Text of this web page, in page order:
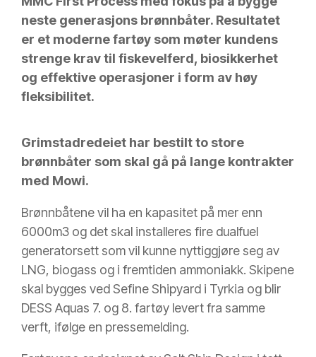
neste generasjons brønnbåter. Resultatet
er et moderne fartøy som møter kundens
strenge krav til fiskevelferd, biosikkerhet
og effektive operasjoner i form av høy
fleksibilitet.
Grimstadredeiet har bestilt to store
brønnbåter som skal gå på lange kontrakter
med Mowi.
Brønnbåtene vil ha en kapasitet på mer enn
6000m3 og det skal installeres fire dualfuel
generatorsett som vil kunne nyttiggjøre seg av
LNG, biogass og i fremtiden ammoniakk. Skipene
skal bygges ved Sefine Shipyard i Tyrkia og blir
DESS Aquas 7. og 8. fartøy levert fra samme
verft, ifølge en pressemelding.